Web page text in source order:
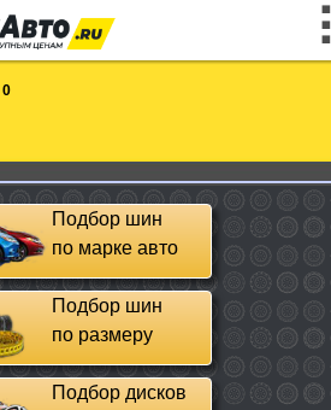
0
Подбор шин
по марке авто
Подбор шин
по размеру
Подбор дисков